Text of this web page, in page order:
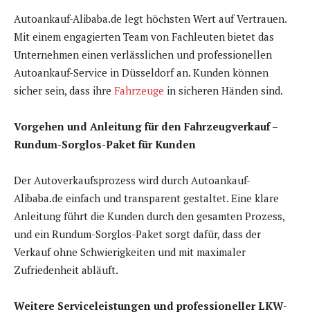
Autoankauf-Alibaba.de legt höchsten Wert auf Vertrauen.
Mit einem engagierten Team von Fachleuten bietet das
Unternehmen einen verlässlichen und professionellen
Autoankauf-Service in Düsseldorf an. Kunden können
sicher sein, dass ihre Fahrzeuge in sicheren Händen sind.
Vorgehen und Anleitung für den Fahrzeugverkauf –
Rundum-Sorglos-Paket für Kunden
Der Autoverkaufsprozess wird durch Autoankauf-
Alibaba.de einfach und transparent gestaltet. Eine klare
Anleitung führt die Kunden durch den gesamten Prozess,
und ein Rundum-Sorglos-Paket sorgt dafür, dass der
Verkauf ohne Schwierigkeiten und mit maximaler
Zufriedenheit abläuft.
Weitere Serviceleistungen und professioneller LKW-